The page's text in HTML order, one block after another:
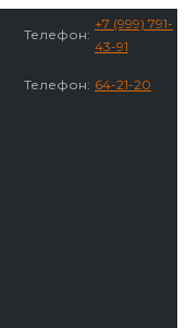
Телефон:
+7 (999) 791-
43-91
Телефон: 64-21-20